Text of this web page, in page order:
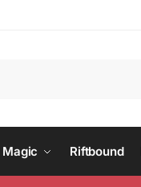
Magic Riftbound